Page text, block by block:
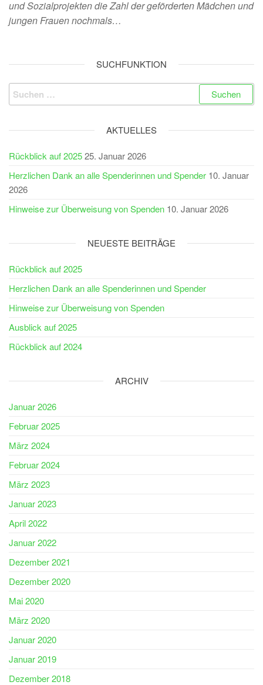
und Sozialprojekten die Zahl der geförderten Mädchen und
jungen Frauen nochmals…
SUCHFUNKTION
Suchen
nach:
AKTUELLES
Rückblick auf 202525. Januar 2026
Herzlichen Dank an alle Spenderinnen und Spender 10. Januar
2026
Hinweise zur Überweisung von Spenden 10. Januar 2026
NEUESTE BEITRÄGE
Rückblick auf 2025
Herzlichen Dank an alle Spenderinnen und Spender
Hinweise zur Überweisung von Spenden
Ausblick auf 2025
Rückblick auf 2024
ARCHIV
Januar 2026
Februar 2025
März 2024
Februar 2024
März 2023
Januar 2023
April 2022
Januar 2022
Dezember 2021
Dezember 2020
Mai 2020
März 2020
Januar 2020
Januar 2019
Dezember 2018